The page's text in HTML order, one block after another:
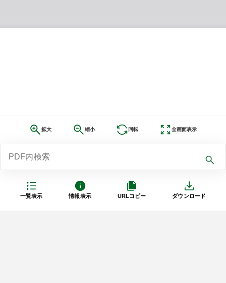
一覧表示 情報表示 URLコピー ダウンロード
拡大 縮小 回転 全画面表示